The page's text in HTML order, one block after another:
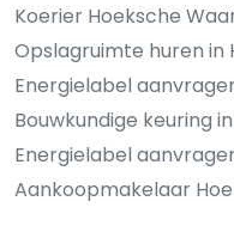
Koerier Hoeksche
Opslagruimte huren in
Energielabel
Bouwkundige keuring
Energielabel
Aankoopmakelaar